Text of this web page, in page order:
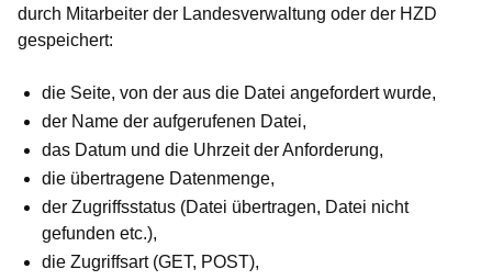
durch Mitarbeiter der Landesverwaltung oder der HZD
gespeichert:
die Seite, von der aus die Datei angefordert wurde,
der Name der aufgerufenen Datei,
das Datum und die Uhrzeit der Anforderung,
die übertragene Datenmenge,
der Zugriffsstatus (Datei übertragen, Datei nicht
gefunden etc.),
die Zugriffsart (GET, POST),